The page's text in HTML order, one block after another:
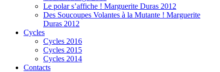
Le polar s’affiche ! Marguerite Duras 2012
Des Soucoupes Volantes à la Mutante ! Marguerite
Duras 2012
Cycles
Cycles 2016
Cycles 2015
Cycles 2014
Contacts